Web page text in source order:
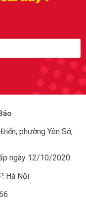
phường Yên Sở,
ngày 12/10/2020
Hà Nội